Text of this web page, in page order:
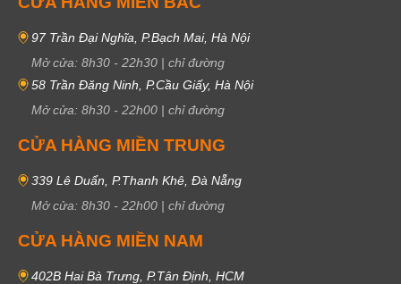
97 Trần Đại Nghĩa, P.Bạch Mai, Hà Nội
Mở cửa: 8h30 - 22h30 | chỉ đường
58 Trần Đăng Ninh, P.Cầu Giấy, Hà Nội
Mở cửa: 8h30 - 22h00 | chỉ đường
CỬA HÀNG MIỀN TRUNG
339 Lê Duẩn, P.Thanh Khê, Đà Nẵng
Mở cửa: 8h30 - 22h00 | chỉ đường
CỬA HÀNG MIỀN NAM
402B Hai Bà Trưng, P.Tân Định, HCM